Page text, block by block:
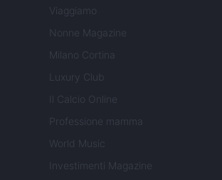
Viaggiamo
Nonne Magazine
Milano Cortina
Luxury Club
Il Calcio Online
Professione mamma
World Music
Investimenti Magazine